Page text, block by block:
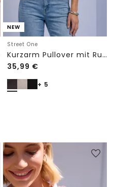
NEW
Street One
Kurzarm Pullover mit Rundhals in Unifarbe
35,99 €
+ 5